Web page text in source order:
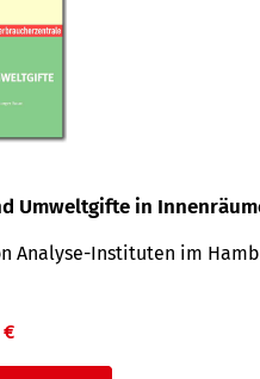
Umweltgifte in
Analyse-Insti­tuten im